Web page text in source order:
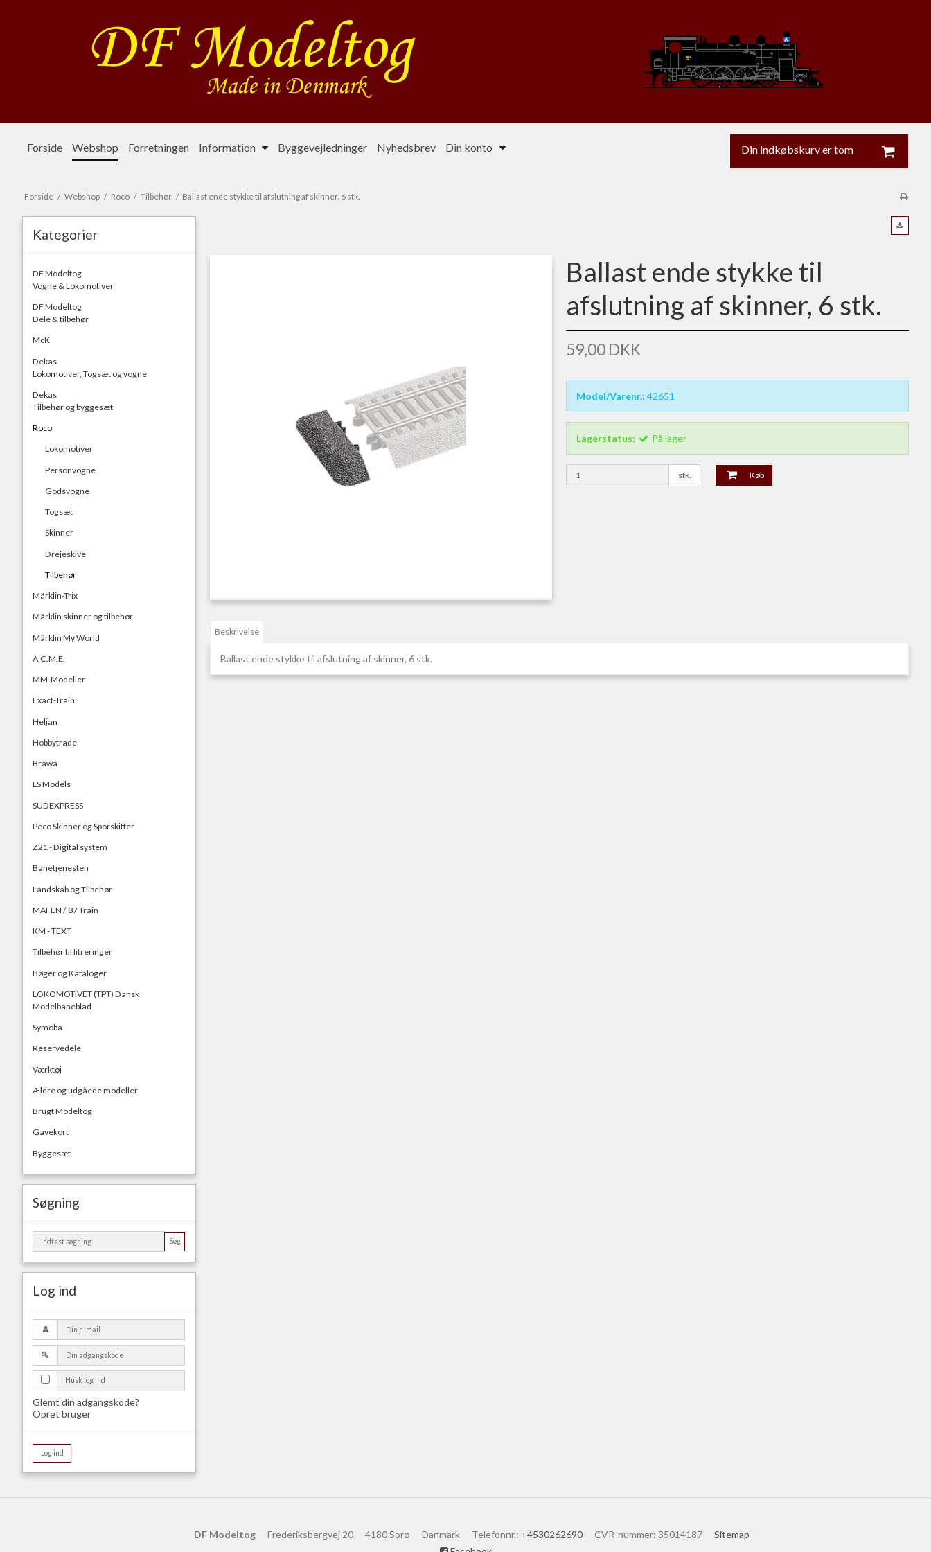
Forside Webshop Forretningen Information Byggevejledninger Nyhedsbrev Din konto Din indkøbskurv er tom
Forside / Webshop / Roco / Tilbehør / Ballast ende stykke til afslutning af skinner, 6 stk.
Kategorier
DF Modeltog
Vogne & Lokomotiver
DF Modeltog
Dele & tilbehør
McK
Dekas
Lokomotiver, Togsæt og vogne
Dekas
Tilbehør og byggesæt
Roco
Lokomotiver
Personvogne
Godsvogne
Togsæt
Skinner
Drejeskive
Tilbehør
Märklin-Trix
Märklin skinner og tilbehør
Märklin My World
A.C.M.E.
MM-Modeller
Exact-Train
Heljan
Hobbytrade
Brawa
LS Models
SUDEXPRESS
Peco Skinner og Sporskifter
Z21 - Digital system
Banetjenesten
Landskab og Tilbehør
MAFEN / 87 Train
KM - TEXT
Tilbehør til litreringer
Bøger og Kataloger
LOKOMOTIVET (TPT) Dansk
Modelbaneblad
Symoba
Reservedele
Værktøj
Ældre og udgåede modeller
Brugt Modeltog
Gavekort
Byggesæt
Søgning
Søg
Log ind
Husk log ind
Glemt din adgangskode?
Opret bruger
Log ind
Ballast ende stykke til
afslutning af skinner, 6 stk.
59,00 DKK
Model/Varenr.: 42651
Lagerstatus: På lager
stk. Køb
Beskrivelse
Ballast ende stykke til afslutning af skinner, 6 stk.
DF Modeltog Frederiksbergvej 20 4180 Sorø Danmark Telefonnr.: +4530262690 CVR-nummer: 35014187
Sitemap